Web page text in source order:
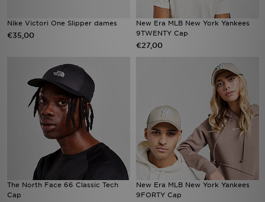
Nike Victori One Slipper dames
€35,00
New Era MLB New York Yankees
9TWENTY Cap
€27,00
The North Face 66 Classic Tech
Cap
New Era MLB New York Yankees
9FORTY Cap